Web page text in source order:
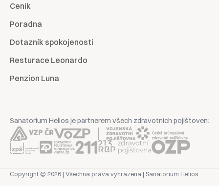
Ceník
Poradna
Dotazník spokojenosti
Resturace Leonardo
Penzion Luna
Sanatorium Helios je partnerem všech zdravotních pojišťoven:
Copyright © 2026 | Všechna práva vyhrazena | Sanatorium Helios